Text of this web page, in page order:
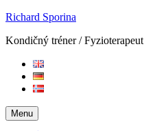
Skip
content
Richard Sporina
Kondičný tréner / Fyzioterapeut
Menu